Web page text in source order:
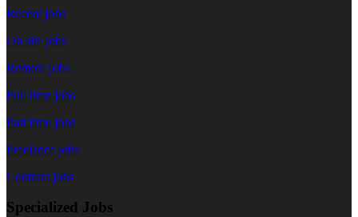
Recent jobs
On site jobs
Remote jobs
Full time jobs
Part time jobs
Freelance jobs
Contract jobs
Specialized Jobs